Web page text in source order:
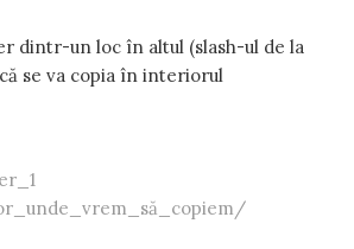
dintr-un loc în altul (slash-ul de la
se va copia în interiorul